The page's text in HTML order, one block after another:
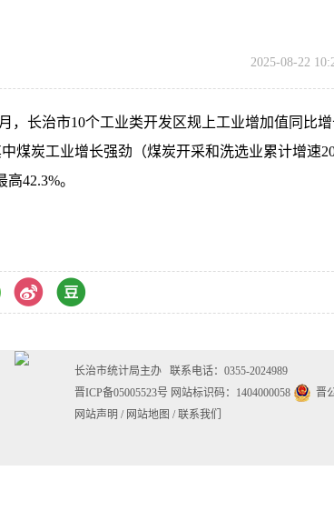
2025-08-22
，长治市10个工业类开发区规上工业增加值同比
煤炭工业增长强劲（煤炭开采和洗选业累计增速
42.3%。
长治市统计局主办 联系电话：0355-2024989
晋ICP备05005523号 网站标识码：1404000058
晋
网站声明 / 网站地图 / 联系我们